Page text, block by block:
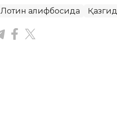
Лотин алифбосида